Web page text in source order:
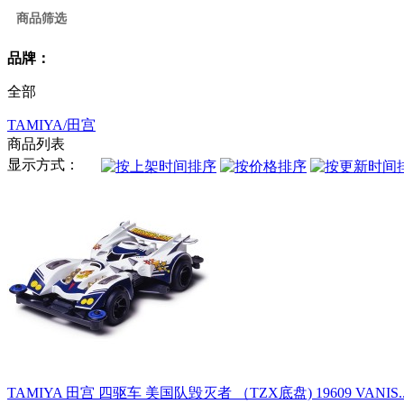
商品筛选
品牌：
全部
TAMIYA/田宫
商品列表
显示方式：
TAMIYA 田宫 四驱车 美国队毁灭者 （TZX底盘) 19609